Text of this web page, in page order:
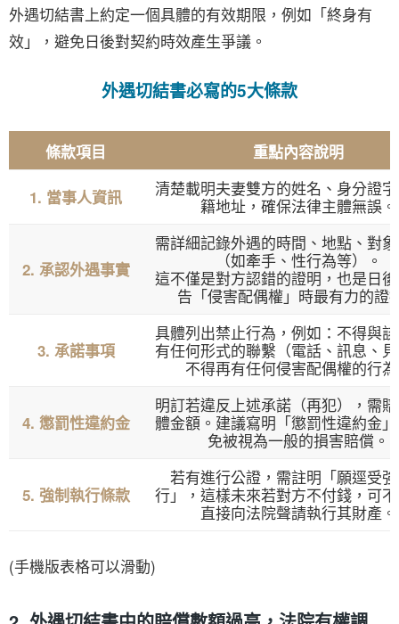
外遇切結書上約定一個具體的有效期限，例如「終身有
效」，避免日後對契約時效產生爭議。
外遇切結書必寫的5大條款
條款項目 重點內容說明
1. 當事人資訊
清楚載明夫妻雙方的姓名、身分證
籍地址，確保法律主體無誤。
2. 承認外遇事實
需詳細記錄外遇的時間、地點、對
（如牽手、性行為等）。
這不僅是對方認錯的證明，也是日
告「侵害配偶權」時最有力的證
3. 承諾事項
具體列出禁止行為，例如：不得與
有任何形式的聯繫（電話、訊息、
不得再有任何侵害配偶權的行
4. 懲罰性違約金
明訂若違反上述承諾（再犯），需
體金額。建議寫明「懲罰性違約金
免被視為一般的損害賠償。
5. 強制執行條款
若有進行公證，需註明「願逕受
行」，這樣未來若對方不付錢，可
直接向法院聲請執行其財產。
(手機版表格可以滑動)